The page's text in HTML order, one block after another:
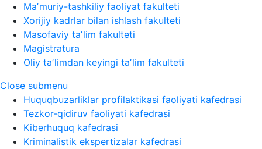
Maʼmuriy-tashkiliy faoliyat fakulteti
Xorijiy kadrlar bilan ishlash fakulteti
Masofaviy taʼlim fakulteti
Magistratura
Oliy taʼlimdan keyingi taʼlim fakulteti
Close submenu
Huquqbuzarliklar profilaktikasi faoliyati kafedrasi
Tezkor-qidiruv faoliyati kafedrasi
Kiberhuquq kafedrasi
Kriminalistik ekspertizalar kafedrasi